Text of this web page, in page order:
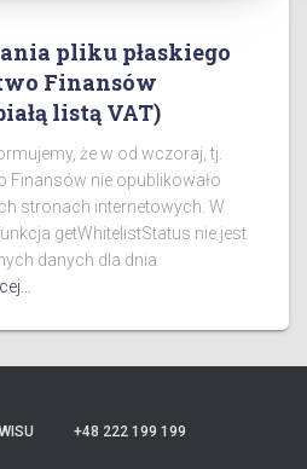
pliku płaskiego
Finansów
listą VAT)
że w od wczoraj, tj.
Finansów nie opublikowało
stronach internetowych. W
getWhitelistStatus nie jest
danych dla dnia
+48 222 199 199